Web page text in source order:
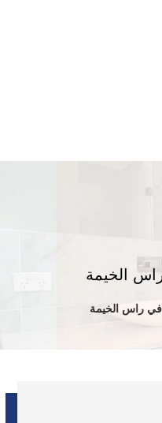
الخيمة
في راس الخيمة